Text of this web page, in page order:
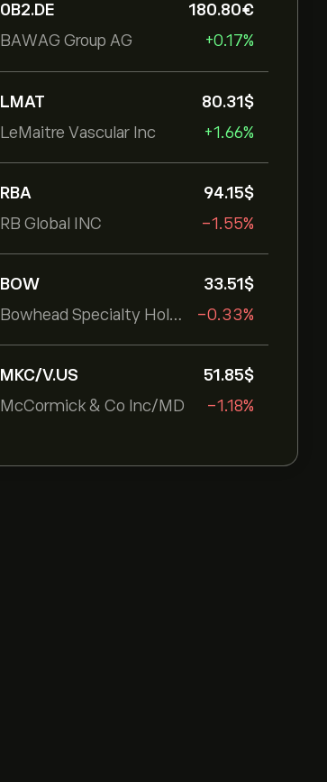
0B2.DE
BAWAG Group AG
180.80‎€‎
+0.17%
LMAT
LeMaitre Vascular Inc
80.31‎$‎
+1.66%
RBA
RB Global INC
94.15‎$‎
-1.55%
BOW
Bowhead Specialty Holdings Inc
33.51‎$‎
-0.33%
MKC/V.US
McCormick & Co Inc/MD
51.85‎$‎
-1.18%